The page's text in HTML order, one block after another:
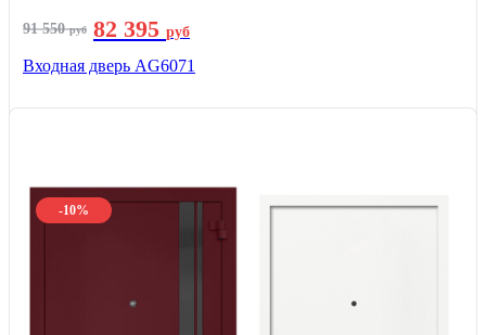
91 550руб 82 395 руб
Входная дверь AG6071
-10%